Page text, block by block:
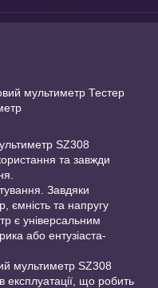
мультиметр Тестер
SZ308
та завжди
Завдяки
ємність та напругу
є універсальним
або ентузіаста-
мультиметр SZ308
експлуатації, що робить